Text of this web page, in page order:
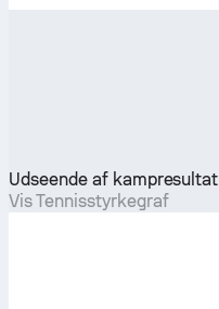
Udseende af kampresultat
Vis Tennisstyrkegraf